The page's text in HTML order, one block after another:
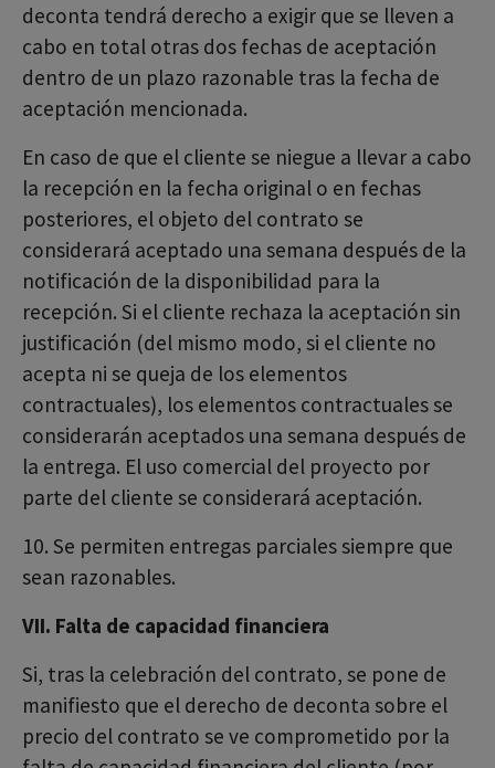
deconta tendrá derecho a exigir que se lleven a
cabo en total otras dos fechas de aceptación
dentro de un plazo razonable tras la fecha de
aceptación mencionada.
En caso de que el cliente se niegue a llevar a cabo
la recepción en la fecha original o en fechas
posteriores, el objeto del contrato se
considerará aceptado una semana después de la
notificación de la disponibilidad para la
recepción. Si el cliente rechaza la aceptación sin
justificación (del mismo modo, si el cliente no
acepta ni se queja de los elementos
contractuales), los elementos contractuales se
considerarán aceptados una semana después de
la entrega. El uso comercial del proyecto por
parte del cliente se considerará aceptación.
10. Se permiten entregas parciales siempre que
sean razonables.
VII. Falta de capacidad financiera
Si, tras la celebración del contrato, se pone de
manifiesto que el derecho de deconta sobre el
precio del contrato se ve comprometido por la